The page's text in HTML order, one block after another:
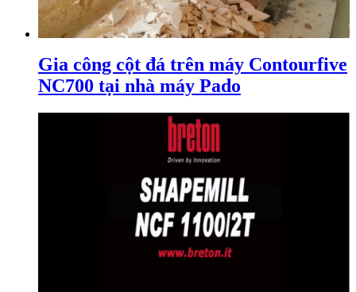
Gia công cột đá trên máy Contourfive
NC700 tại nhà máy Pado